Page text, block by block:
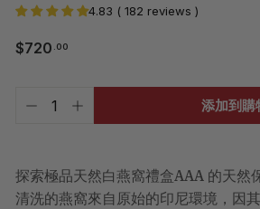
4.83 ( 182 reviews )
$720 .00
常
將
於
結
添加到購
探索極品天然白燕窩禮盒AAA 的天然
清洗的燕窩來自原始的印尼環境，因